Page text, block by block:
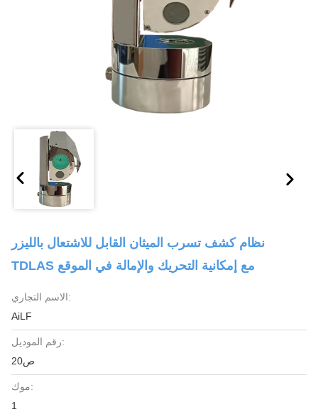
نظام كشف تسرب الميثان القابل للاشتعال بالليزر
TDLAS مع إمكانية التحريك والإمالة في الموقع
الاسم التجاري:
AiLF
رقم الموديل:
ص20
موك:
1